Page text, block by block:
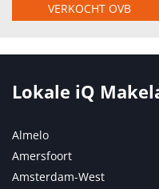
VERKOCHT OVB
Lokale iQ
Almelo
Amersfoort
Amsterdam-West